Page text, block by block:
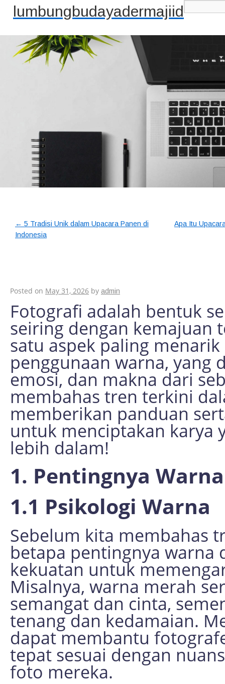
lumbungbudayadermajiid
← 5 Tradisi Unik dalam Upacara Panen di
Indonesia
Apa Itu
Posted on May 31, 2026 by admin
Fotografi adalah bentuk
seiring dengan kemajuan
satu aspek paling
penggunaan warna, yang
emosi, dan makna dari
membahas tren terkini
memberikan panduan
untuk menciptakan karya
lebih dalam!
1. Pentingnya
1.1 Psikologi Warna
Sebelum kita membahas
betapa pentingnya
kekuatan untuk
Misalnya, warna merah
semangat dan cinta,
tenang dan kedamaian.
dapat membantu
tepat sesuai dengan
foto mereka.